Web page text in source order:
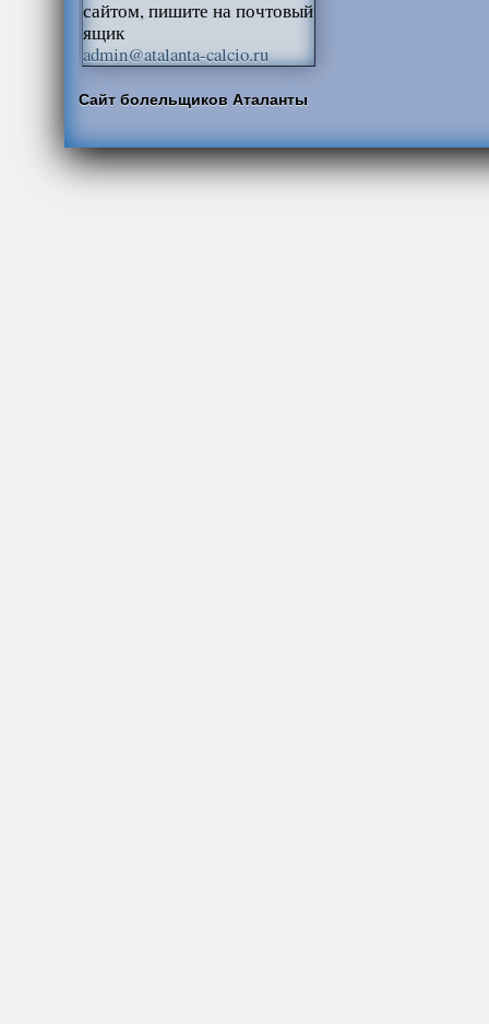
сайтом, пишите на почтовый
ящик
admin@atalanta-calcio.ru
Сайт болельщиков Аталанты